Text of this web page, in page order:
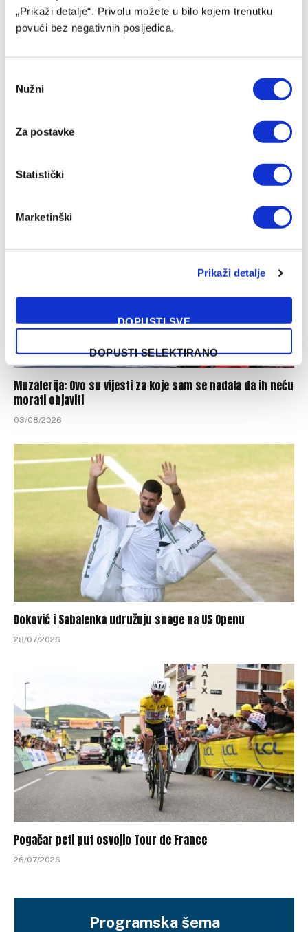
„Prikaži detalje“. Privolu možete u bilo kojem trenutku
povući bez negativnih posljedica.
Selection
Nužni
Za postavke
Statistički
Marketinški
Prikaži detalje
DOPUSTI SVE
DOPUSTI SELEKTIRANO
Džumhur opravdao ulogu favorita u Poljskoj
Muzaferija: Ovo su vijesti za koje sam se nadala da ih neću
morati objaviti
03/08/2026
Đoković i Sabalenka udružuju snage na US Openu
28/07/2026
Pogačar peti put osvojio Tour de France
26/07/2026
Programska šema